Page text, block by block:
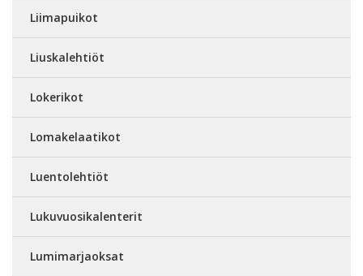
Liimapuikot
Liuskalehtiöt
Lokerikot
Lomakelaatikot
Luentolehtiöt
Lukuvuosikalenterit
Lumimarjaoksat